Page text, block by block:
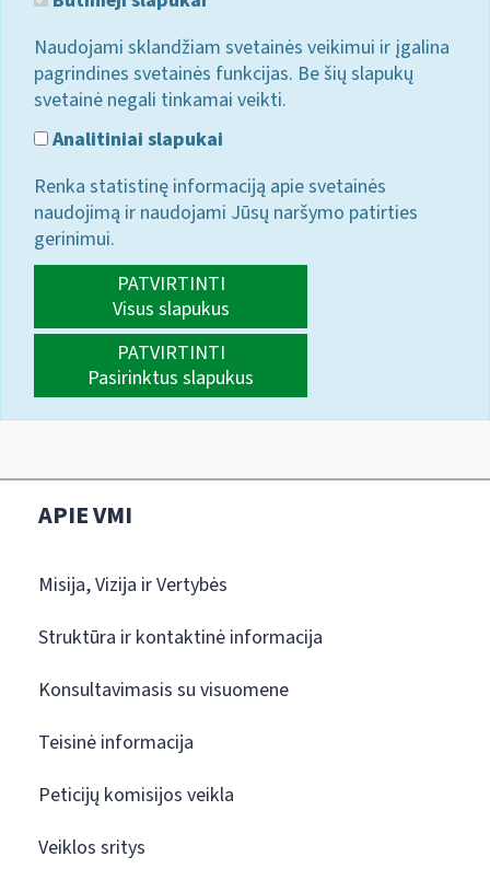
Naudojami sklandžiam svetainės veikimui ir įgalina
pagrindines svetainės funkcijas. Be šių slapukų
svetainė negali tinkamai veikti.
Analitiniai slapukai
Renka statistinę informaciją apie svetainės
naudojimą ir naudojami Jūsų naršymo patirties
gerinimui.
PATVIRTINTI
Visus slapukus
PATVIRTINTI
Pasirinktus slapukus
APIE VMI
Misija, Vizija ir Vertybės
Struktūra ir kontaktinė informacija
Konsultavimasis su visuomene
Teisinė informacija
Peticijų komisijos veikla
Veiklos sritys